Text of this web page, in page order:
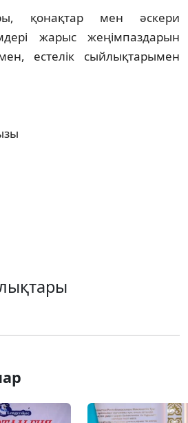
қонақтар мен әскери
жарыс жеңімпаздарын
естелік сыйлықтарымен